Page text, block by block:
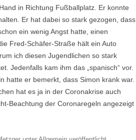
in Richtung Fußballplatz. Er konnte
Er hat dabei so stark gezogen, dass
ein wenig Angst hatte, einen
Fred-Schäfer-Straße hält ein Auto
ich diesen Jugendlichen so stark
Jedenfalls kam ihm das „spanisch“ vor.
hatte er bemerkt, dass Simon krank war.
hat es ja in der Coronakrise auch
Beachtung der Coronaregeln angezeigt